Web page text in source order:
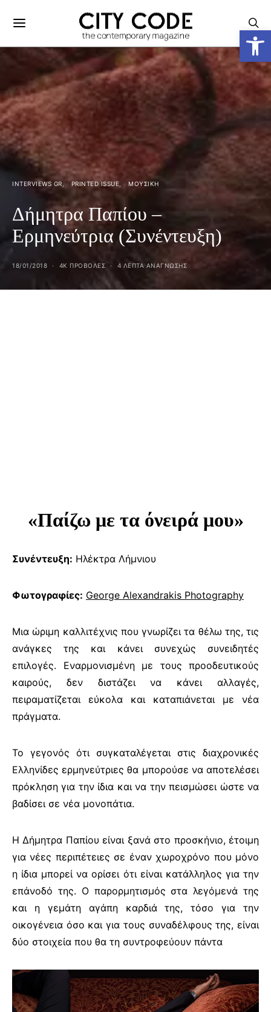
INTERVIEWS GR PRINTED ISSUE ΜΟΥΣΙΚΉ
Δήμητρα Παπίου –
Ερμηνεύτρια (Συνέντευξη)
18/01/2018 4K ΠΡΟΒΟΛΕΣ 4 ΛΕΠΤΑ ΑΝΆΓΝΩΣΗΣ
«Παίζω με τα όνειρά μου»
Συνέντευξη: Ηλέκτρα Λήμνιου
Φωτογραφίες: George Alexandrakis Photography
Μια ώριμη καλλιτέχνις που γνωρίζει τα θέλω της, τις
ανάγκες της και κάνει συνεχώς συνειδητές
επιλογές. Εναρμονισμένη με τους προοδευτικούς
καιρούς, δεν διστάζει να κάνει αλλαγές,
πειραματίζεται εύκολα και καταπιάνεται με νέα
πράγματα.
Το γεγονός ότι συγκαταλέγεται στις διαχρονικές
Ελληνίδες ερμηνεύτριες θα μπορούσε να αποτελέσει
πρόκληση για την ίδια και να την πεισμώσει ώστε να
βαδίσει σε νέα μονοπάτια.
Η Δήμητρα Παπίου είναι ξανά στο προσκήνιο, έτοιμη
για νέες περιπέτειες σε έναν χωροχρόνο που μόνο
η ίδια μπορεί να ορίσει ότι είναι κατάλληλος για την
επάνοδό της. Ο παρορμητισμός στα λεγόμενά της
και η γεμάτη αγάπη καρδιά της, τόσο για την
οικογένεια όσο και για τους συναδέλφους της, είναι
δύο στοιχεία που θα τη συντροφεύουν πάντα